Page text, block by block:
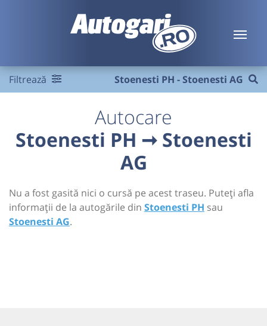
Filtrează Stoenesti PH - Stoenesti AG
Autocare
Stoenesti PH ➞ Stoenesti
AG
Nu a fost gasită nici o cursă pe acest traseu. Puteți afla
informații de la autogările din Stoenesti PH sau
Stoenesti AG.